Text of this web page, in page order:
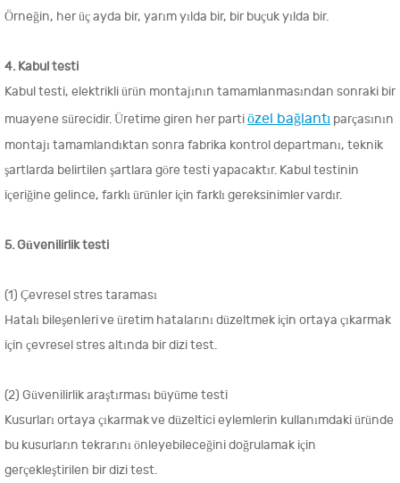
Örneğin, her üç ayda bir, yarım yılda bir, bir buçuk yılda bir.
4. Kabul testi
Kabul testi, elektrikli ürün montajının tamamlanmasından sonraki bir
muayene sürecidir. Üretime giren her partiözel bağlantı parçasının
montajı tamamlandıktan sonra fabrika kontrol departmanı, teknik
şartlarda belirtilen şartlara göre testi yapacaktır. Kabul testinin
içeriğine gelince, farklı ürünler için farklı gereksinimler vardır.
5. Güvenilirlik testi
(1) Çevresel stres taraması
Hatalı bileşenleri ve üretim hatalarını düzeltmek için ortaya çıkarmak
için çevresel stres altında bir dizi test.
(2) Güvenilirlik araştırması büyüme testi
Kusurları ortaya çıkarmak ve düzeltici eylemlerin kullanımdaki üründe
bu kusurların tekrarını önleyebileceğini doğrulamak için
gerçekleştirilen bir dizi test.